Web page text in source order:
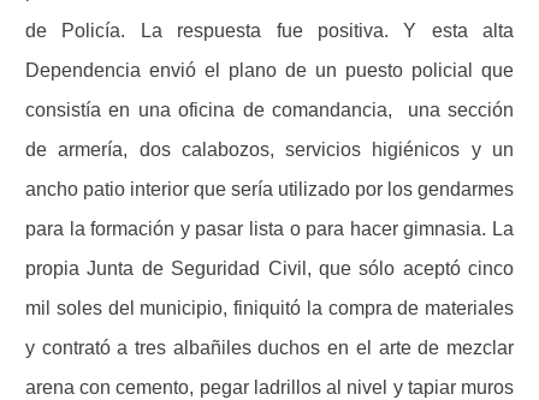
de Policía. La respuesta fue positiva. Y esta alta
Dependencia envió el plano de un puesto policial que
consistía en una oficina de comandancia,
una sección
de armería, dos calabozos, servicios higiénicos y un
ancho patio interior que sería utilizado por los gendarmes
para la formación y pasar lista o para hacer gimnasia. La
propia Junta de Seguridad Civil, que sólo aceptó cinco
mil soles del municipio, finiquitó la compra de materiales
y contrató a tres albañiles duchos en el arte de mezclar
arena con cemento, pegar ladrillos al nivel y tapiar muros